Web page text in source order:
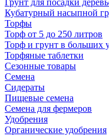
Грунт для посадки
Кубатурный насыпной
Торфы
Торф от 5 до 250 литров
Торф и грунт в больших
Торфяные таблетки
Сезонные товары
Семена
Сидераты
Пищевые семена
Семена для фермеров
Удобрения
Органические удобрения